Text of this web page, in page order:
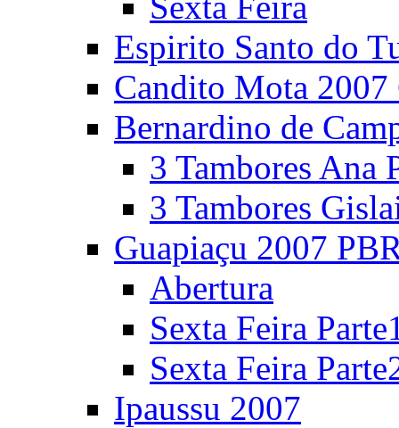
Espirito Santo do
Candito Mota 2007
Bernardino de
3 Tambores Ana
3 Tambores
Guapiaçu 2007
Abertura
Sexta Feira
Sexta Feira
Ipaussu 2007